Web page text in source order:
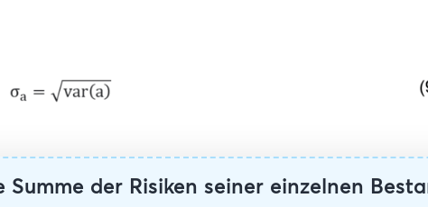
der Risiken seiner einzelnen